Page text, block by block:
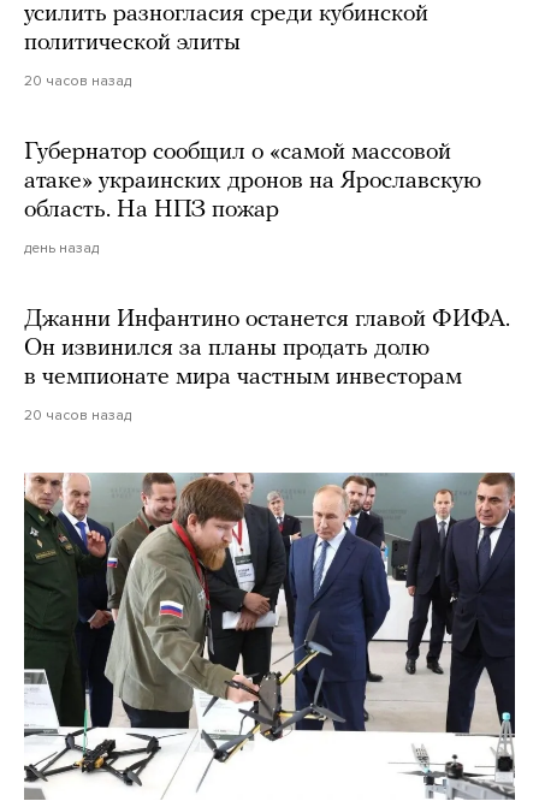
усилить разногласия среди кубинской
политической элиты
20 часов назад
Губернатор сообщил о «самой массовой
атаке» украинских дронов на Ярославскую
область. На НПЗ пожар
день назад
Джанни Инфантино останется главой ФИФА.
Он извинился за планы продать долю
в чемпионате мира частным инвесторам
20 часов назад